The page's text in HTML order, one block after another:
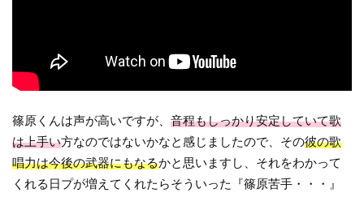
篠原くんは声が高いですが、音程もしっかり安定していて歌
は上手い方なのではないかなと感じましたので、その彼の歌
唱力は今後の武器にもなるかと思いますし、それをわかって
くれる日プが増えてくれたらそういった『篠原苦手・・・』